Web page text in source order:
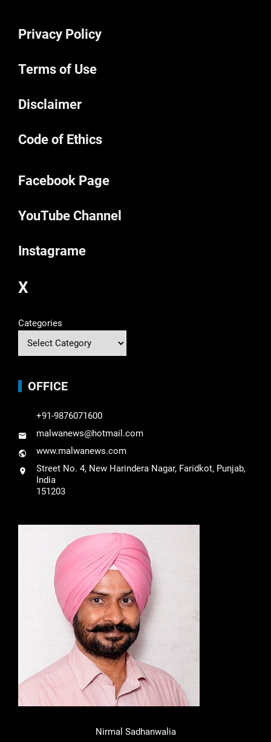
Privacy Policy
Terms of Use
Disclaimer
Code of Ethics
Facebook Page
YouTube Channel
Instagrame
X
Categories
OFFICE
+91-9876071600
malwanews@hotmail.com
www.malwanews.com
Street No. 4, New Harindera Nagar, Faridkot, Punjab,
India
151203
Nirmal Sadhanwalia